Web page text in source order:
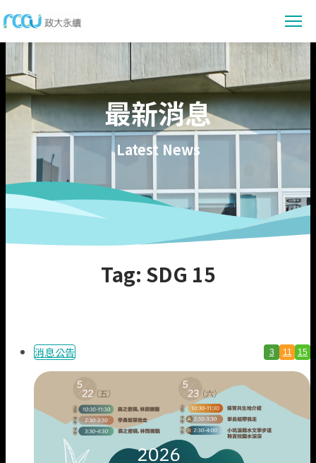
最新消息
消息公告
活動報導
永續亮點
永續賦能
永續教育
數位賦能
社會實踐
永續校園
環境管理
共容社會
校務治理
參與行動
永續提案
資料下載
永續報告書下載
線上閱讀
佐證資料
關於我們
政大永續願景與目標
最新消息
Latest News
Tag: SDG 15
消息公告 3 11 15